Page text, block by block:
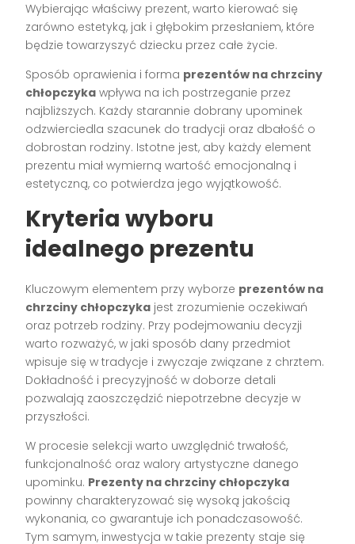
Wybierając właściwy prezent, warto kierować się
zarówno estetyką, jak i głębokim przesłaniem, które
będzie towarzyszyć dziecku przez całe życie.
Sposób oprawienia i forma prezentów na chrzciny
chłopczyka wpływa na ich postrzeganie przez
najbliższych. Każdy starannie dobrany upominek
odzwierciedla szacunek do tradycji oraz dbałość o
dobrostan rodziny. Istotne jest, aby każdy element
prezentu miał wymierną wartość emocjonalną i
estetyczną, co potwierdza jego wyjątkowość.
Kryteria wyboru
idealnego prezentu
Kluczowym elementem przy wyborze prezentów na
chrzciny chłopczyka jest zrozumienie oczekiwań
oraz potrzeb rodziny. Przy podejmowaniu decyzji
warto rozważyć, w jaki sposób dany przedmiot
wpisuje się w tradycje i zwyczaje związane z chrztem.
Dokładność i precyzyjność w doborze detali
pozwalają zaoszczędzić niepotrzebne decyzje w
przyszłości.
W procesie selekcji warto uwzględnić trwałość,
funkcjonalność oraz walory artystyczne danego
upominku. Prezenty na chrzciny chłopczyka
powinny charakteryzować się wysoką jakością
wykonania, co gwarantuje ich ponadczasowość.
Tym samym, inwestycja w takie prezenty staje się